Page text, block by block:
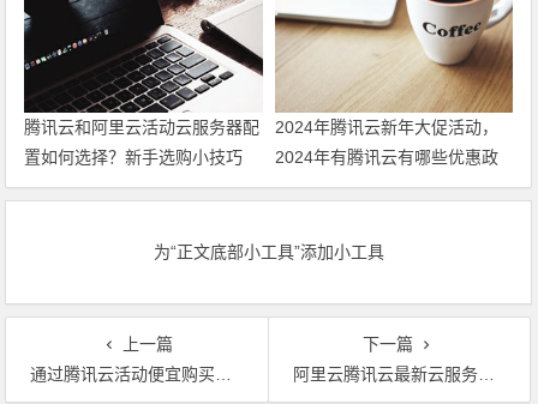
腾讯云和阿里云活动云服务器配
置如何选择？新手选购小技巧
2024年腾讯云新年大促活动，
2024年有腾讯云有哪些优惠政
策 领最新代金券
为“正文底部小工具”添加小工具
上一篇
通过腾讯云活动便宜购买云服务器的五大注意事项，助力更便宜购买
下一篇
阿里云腾讯云最新云服务器活动配置及报价表，看看谁更便宜